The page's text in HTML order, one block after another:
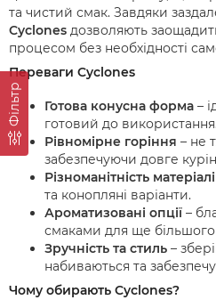
Фільтр
та чистий смак. Завдяки
Cyclones дозволяють
процесом без необхідності
Переваги Cyclones
Готова конусна форма –
готовий до використання.
Рівномірне горіння – не
забезпечуючи довге
Різноманітність
та конопляні варіанти.
Ароматизовані опції –
смаками для ще
Зручність та стиль –
набиваються та
Чому обирають Cyclones?